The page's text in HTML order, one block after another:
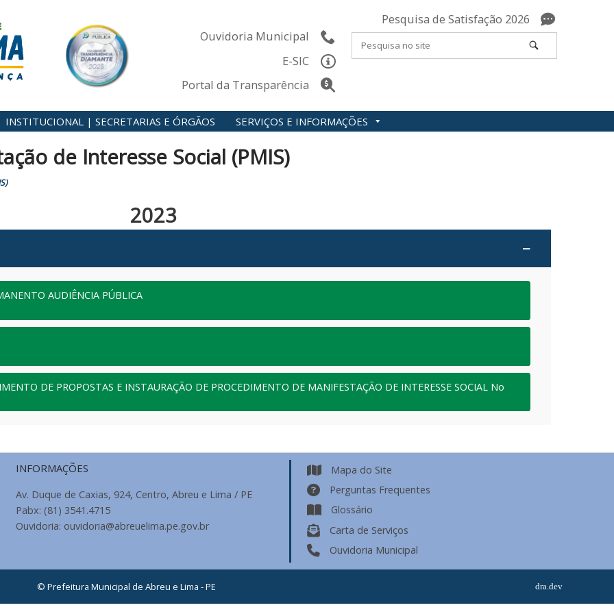
Ouvidoria Municipal
E-SIC
Portal da Transparência
Pesquisa de Satisfação 2026
INSTITUCIONAL | SECRETARIAS E ÓRGÃOS SERVIÇOS E INFORMAÇÕES
de Interesse Social (PMIS)
2023
AUDIÊNCIA PÚBLICA
DE PROPOSTAS E INSTAURAÇÃO DE PROCEDIMENTO DE MANIFESTAÇÃO DE INTERESSE SOCIAL No
INFORMAÇÕES
Av. Duque de Caxias, 924, Centro, Abreu e Lima / PE
Pabx: (81) 3541.4715
Ouvidoria: ouvidoria@abreuelima.pe.gov.br
Mapa do Site
Perguntas Frequentes
Glossário
Carta de Serviços
Ouvidoria Municipal
© Prefeitura Municipal de Abreu e Lima - PE dra.dev